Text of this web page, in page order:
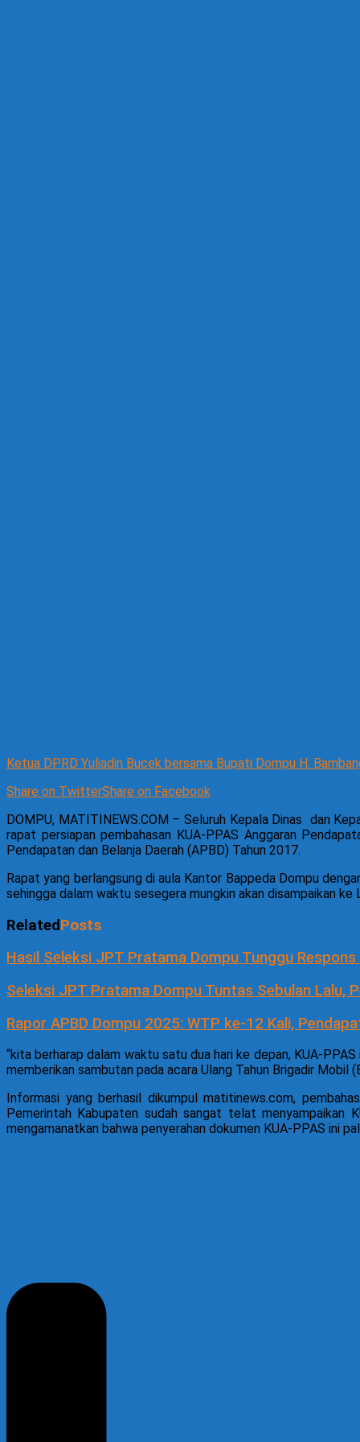
Ketua DPRD Yuliadin Bucek bersama Bupati Dompu H.
Share on TwitterShare on Facebook
DOMPU, MATITINEWS.COM – Seluruh Kepala Dinas dan
rapat persiapan pembahasan KUA-PPAS Anggaran
Pendapatan dan Belanja Daerah (APBD) Tahun 2017.
Rapat yang berlangsung di aula Kantor Bappeda Dompu
sehingga dalam waktu sesegera mungkin akan disampaikan
RelatedPosts
Hasil Seleksi JPT Pratama Dompu Tunggu
Seleksi JPT Pratama Dompu Tuntas Sebulan Lalu,
Rapor APBD Dompu 2025: WTP ke-12 Kali,
“kita berharap dalam waktu satu dua hari ke depan, KUA-
memberikan sambutan pada acara Ulang Tahun Brigadir
Informasi yang berhasil dikumpul matitinews.com,
Pemerintah Kabupaten sudah sangat telat menyampaikan
mengamanatkan bahwa penyerahan dokumen KUA-PPAS ini